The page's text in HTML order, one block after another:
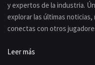
y expertos de la industria.
explorar las últimas
conectas con otros
Leer más